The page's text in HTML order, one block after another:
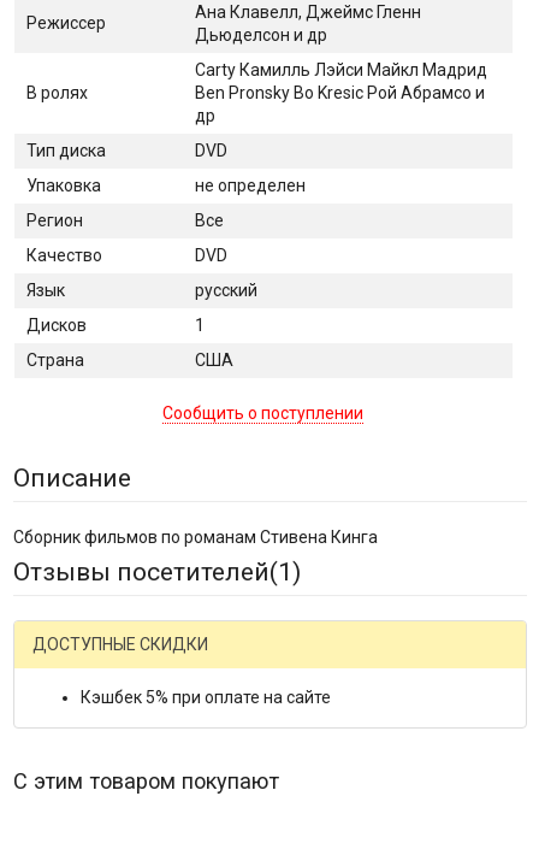
Режиссер
Ана Клавелл, Джеймс Гленн
Дьюделсон и др
В ролях
Carty Камилль Лэйси Майкл Мадрид
Ben Pronsky Bo Kresic Рой Абрамсо и
др
Тип диска
DVD
Упаковка
не определен
Регион
Все
Качество
DVD
Язык
русский
Дисков
1
Страна
США
Сообщить о поступлении
Описание
Сборник фильмов по романам Стивена Кинга
Отзывы посетителей(1)
ДОСТУПНЫЕ СКИДКИ
Кэшбек 5% при оплате на сайте
С этим товаром покупают